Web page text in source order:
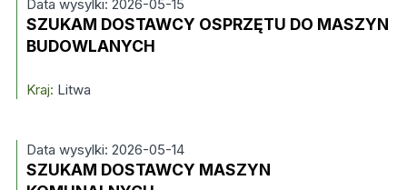
Data wysylki: 2026-05-15
SZUKAM DOSTAWCY OSPRZĘTU DO MASZYN
BUDOWLANYCH
Kraj: Litwa
Data wysylki: 2026-05-14
SZUKAM DOSTAWCY MASZYN